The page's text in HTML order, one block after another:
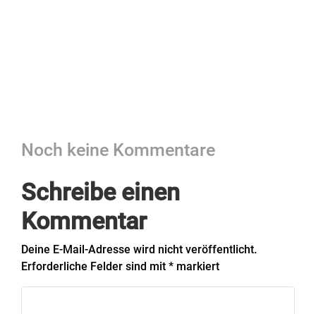
Noch keine Kommentare
Schreibe einen
Kommentar
Deine E-Mail-Adresse wird nicht veröffentlicht.
Erforderliche Felder sind mit * markiert